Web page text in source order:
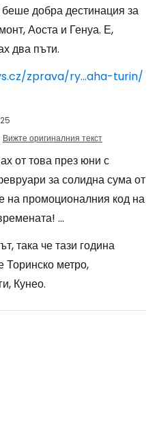
добра дестинация за
Аоста и Генуа. Е,
два пъти.
zprava/ry...aha-turin/
Вижте оригиналния текст
от това през юни с
за солидна сума от
на промоционалния код на
...
така че тази година
Торинско метро,
Кунео.